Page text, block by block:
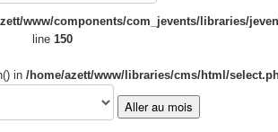
www/components/com_jevents/libraries/
line 150
in/home/azett/www/libraries/cms/html/
Aller au mois